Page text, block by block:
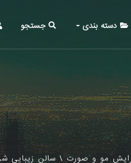
دسته بندی جستجو
مو و صورت \ سالن زیبایی